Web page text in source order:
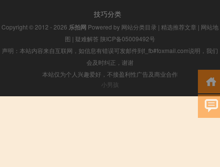
技巧分类
Copyright © 2012 - 2026 乐拍网 Powered by 网站分类目录 | 精选推荐文章 | 网站地
图 | 疑难解答 陕ICP备05009492号
声明：本站内容来自互联网，如信息有错误可发邮件到f_fb#foxmail.com说明，我们
会及时纠正，谢谢
本站仅为个人兴趣爱好，不接盈利性广告及商业合作
小男孩